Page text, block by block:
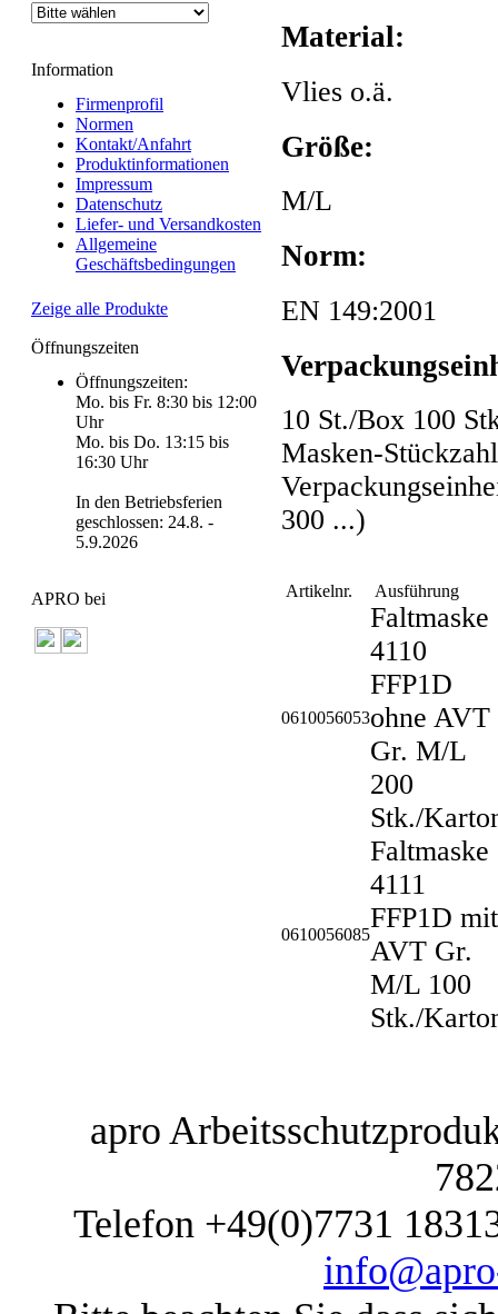
Information
Firmenprofil
Normen
Kontakt/Anfahrt
Produktinformationen
Impressum
Datenschutz
Liefer- und Versandkosten
Allgemeine
Geschäftsbedingungen
Zeige alle Produkte
Öffnungszeiten
Öffnungszeiten:
Mo. bis Fr. 8:30 bis 12:00
Uhr
Mo. bis Do. 13:15 bis
16:30 Uhr
In den Betriebsferien
geschlossen: 24.8. -
5.9.2026
APRO bei
Material:
Vlies o.ä.
Größe:
M/L
Norm:
EN 149:2001
10 St./Box 100
Masken-
300 ...)
Artikelnr. Ausführung
0610056053
Faltmaske
4110
FFP1D
ohne AVT
Gr. M/L
200
Stk./
0610056085
Faltmaske
4111
FFP1D mit
AVT Gr.
M/L 100
Stk./
apro
Telefon +49(0)7731